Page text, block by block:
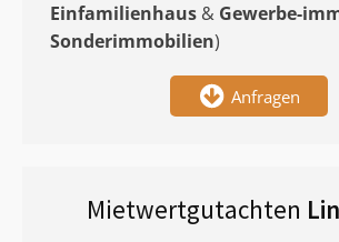
Einfamilienhaus & Gewerbe-
Sonderimmobilien)
Anfragen
Mietwertgutachten